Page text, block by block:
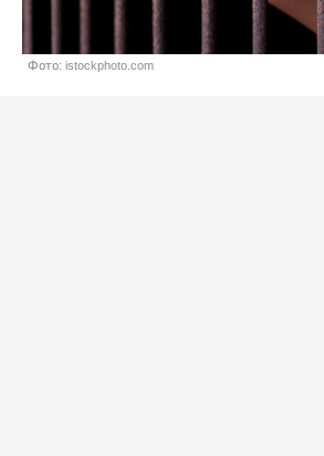
Фото: istockphoto.com